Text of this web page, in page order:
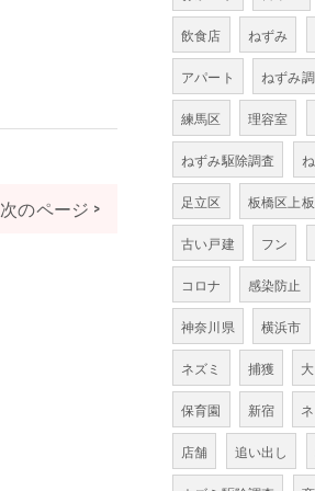
次のページ >
飲食店 ねずみ
アパート ねずみ
練馬区 理容室
ねずみ駆除調査
足立区 板橋区上
古い戸建 フン
コロナ 感染防止
神奈川県 横浜市
ネズミ 捕獲
保育園 新宿
店舗 追い出し